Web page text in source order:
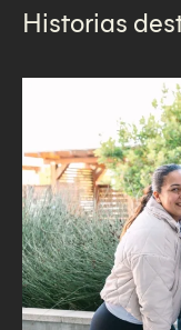
Historias